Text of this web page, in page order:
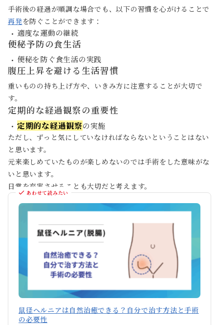
手術後の経過が順調な場合でも、以下の習慣を心がけることで
再発を防ぐことができます：
適度な運動の継続
便秘予防の食生活
便秘を防ぐ食生活の実践
腹圧上昇を避ける生活習慣
重いものの持ち上げ方や、いきみ方に注意することが大切で
す。
定期的な経過観察の重要性
定期的な経過観察の実施
ただし、ずっと気にしていなければならないということはない
と思います。
元来楽しめていたものが楽しめないのでは手術をした意味がな
いと思います。
日常を充実させることも大切だと考えます。
鼠径ヘルニアは自然治癒できる？自分で治す方法と手術
の必要性
あわせて読みたい